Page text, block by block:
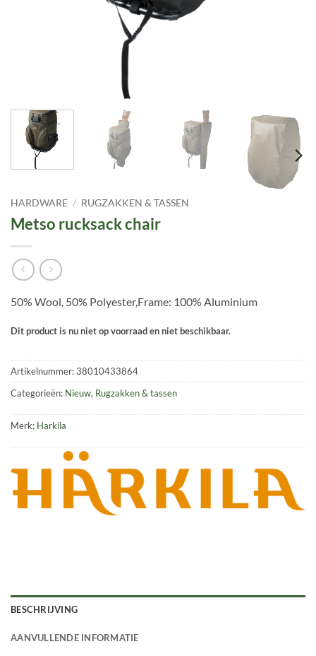
HARDWARE / RUGZAKKEN & TASSEN
Metso rucksack chair
50% Wool, 50% Polyester,Frame: 100% Aluminium
Dit product is nu niet op voorraad en niet beschikbaar.
Artikelnummer:38010433864
Categorieën: Nieuw, Rugzakken & tassen
Merk: Harkila
BESCHRIJVING
AANVULLENDE INFORMATIE